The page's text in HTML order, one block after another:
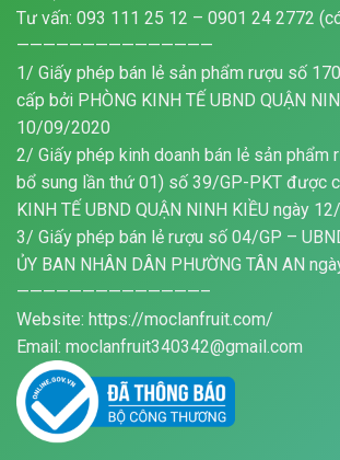
Tư vấn: 093 111 25 12 – 0901 24 2772
———————————————
1/ Giấy phép bán lẻ sản phẩm rượu số
cấp bởi PHÒNG KINH TẾ UBND QUẬN
10/09/2020
2/ Giấy phép kinh doanh bán lẻ sản phẩm
bổ sung lần thứ 01) số 39/GP-PKT được
KINH TẾ UBND QUẬN NINH KIỀU ngày
3/ Giấy phép bán lẻ rượu số 04/GP –
ỦY BAN NHÂN DÂN PHƯỜNG TÂN AN
——————————————–
Website: https://moclanfruit.com/
Email: moclanfruit340342@gmail.com